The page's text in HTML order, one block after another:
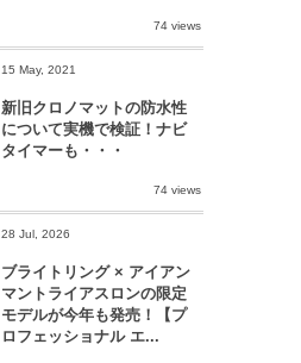
74 views
15 May, 2021
新旧クロノマットの防水性
について実機で検証！ナビ
タイマーも・・・
74 views
28 Jul, 2026
ブライトリング × アイアン
マントライアスロンの限定
モデルが今年も発売！【プ
ロフェッショナル エ...